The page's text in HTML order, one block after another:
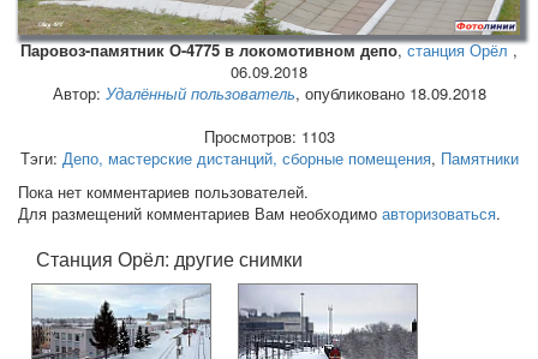
Паровоз-памятник О-4775 в локомотивном депо,станция Орёл ,
06.09.2018
Автор: Удалённый пользователь, опубликовано 18.09.2018
Просмотров: 1103
Тэги: Депо, мастерские дистанций, сборные помещения, Памятники
Пока нет комментариев пользователей.
Для размещений комментариев Вам необходимо авторизоваться.
Станция Орёл: другие снимки